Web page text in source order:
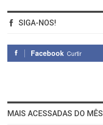
SIGA-NOS!
Facebook Curtir
MAIS ACESSADAS DO MÊS